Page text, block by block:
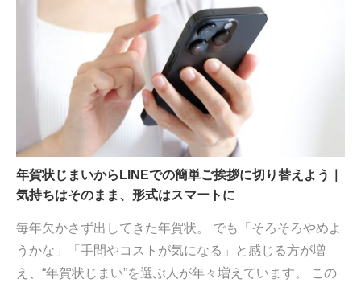
年賀状じまいからLINEでの簡単ご挨拶に切り替えよう｜
気持ちはそのまま、形式はスマートに
毎年欠かさず出してきた年賀状。 でも「そろそろやめよ
うかな」「手間やコストが気になる」と感じる方が増
え、“年賀状じまい”を選ぶ人が年々増えています。 この